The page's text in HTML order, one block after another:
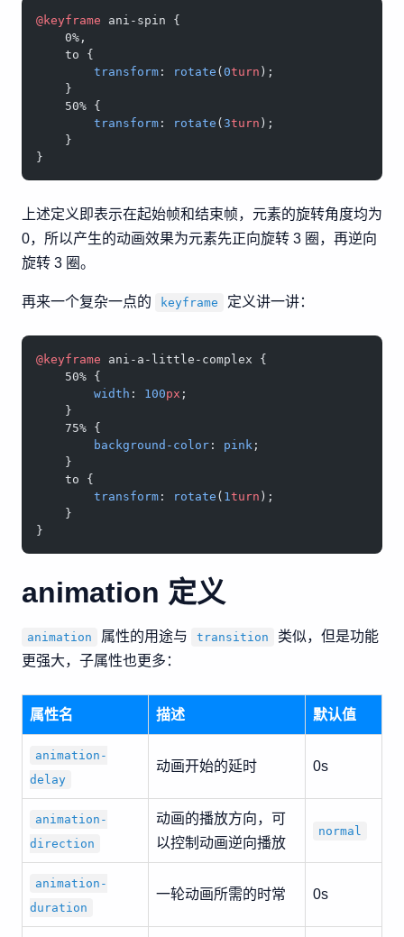
@keyframe ani-spin {
    0%,
    to {
        transform
: rotate (0turn );
    }
    50% {
        transform
: rotate (3turn );
    }
}
上述定义即表示在起始帧和结束帧，元素的旋转角度均为
0，所以产生的动画效果为元素先正向旋转 3 圈，再逆向
旋转 3 圈。
再来一个复杂一点的 keyframe 定义讲一讲：
@keyframe ani-a-little-complex {
    50% {
        width
: 100px ;
    }
    75% {
        background-color
: pink ;
    }
    to {
        transform
: rotate ( 1turn );
    }
}
animation 定义
animation 属性的用途与 transition
类似，但是功能
更强大，子属性也更多：
属性名 描述 默认值
animation-
delay
动画开始的延时 0s
animation-
direction
动画的播放方向，可
以控制动画逆向播放
normal
animation-
duration
一轮动画所需的时常 0s